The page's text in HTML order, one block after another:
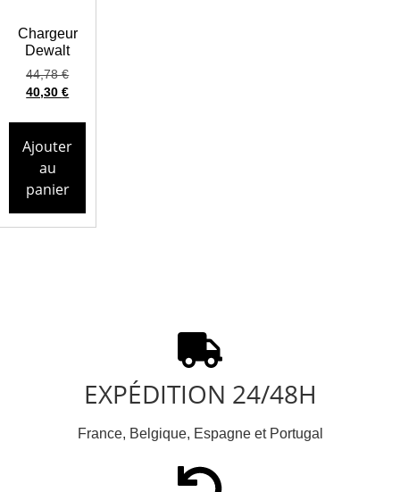
Chargeur
Dewalt
44,78€
40,30€
Ajouter
au
panier
EXPÉDITION 24/48H
France, Belgique, Espagne et Portugal